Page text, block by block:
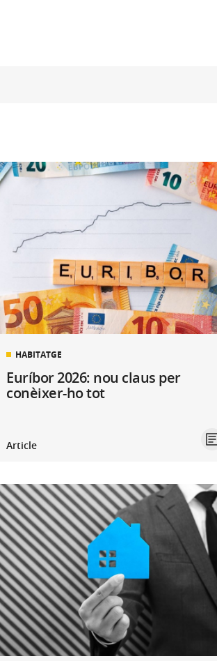
HABITATGE
Euríbor 2026: nou claus per
conèixer-ho tot
Article